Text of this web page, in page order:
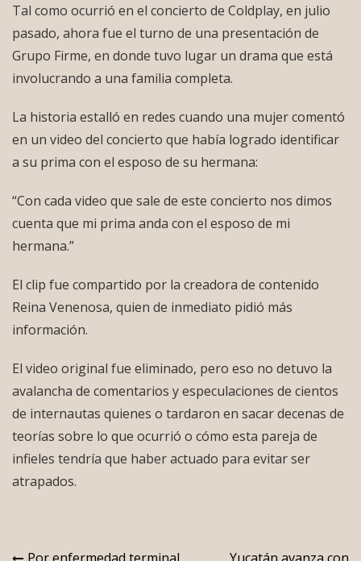
Tal como ocurrió en el concierto de Coldplay, en julio
pasado, ahora fue el turno de una presentación de
Grupo Firme, en donde tuvo lugar un drama que está
involucrando a una familia completa.
La historia estalló en redes cuando una mujer comentó
en un video del concierto que había logrado identificar
a su prima con el esposo de su hermana:
“Con cada video que sale de este concierto nos dimos
cuenta que mi prima anda con el esposo de mi
hermana.”
El clip fue compartido por la creadora de contenido
Reina Venenosa, quien de inmediato pidió más
información.
El video original fue eliminado, pero eso no detuvo la
avalancha de comentarios y especulaciones de cientos
de internautas quienes o tardaron en sacar decenas de
teorías sobre lo que ocurrió o cómo esta pareja de
infieles tendría que haber actuado para evitar ser
atrapados.